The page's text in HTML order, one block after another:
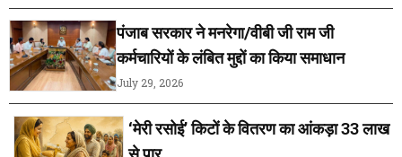
पंजाब सरकार ने मनरेगा/वीबी जी राम जी
कर्मचारियों के लंबित मुद्दों का किया समाधान
July 29, 2026
‘मेरी रसोई’ किटों के वितरण का आंकड़ा 33 लाख